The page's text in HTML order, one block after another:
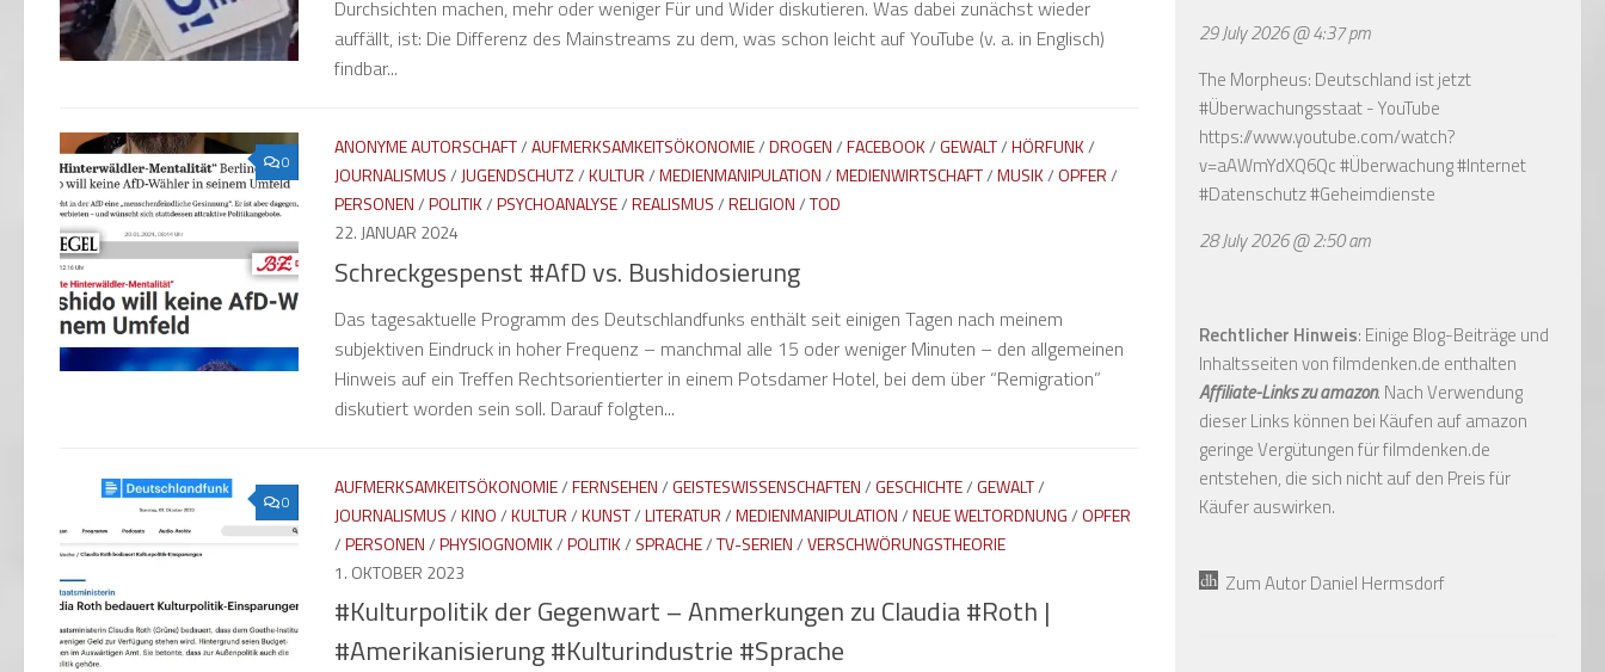
Durchsichten machen, mehr oder weniger Für und Wider diskutieren. Was dabei zunächst wieder
auffällt, ist: Die Differenz des Mainstreams zu dem, was schon leicht auf YouTube (v. a. in Englisch)
findbar...
0
ANONYME AUTORSCHAFT/AUFMERKSAMKEITSÖKONOMIE/DROGEN/FACEBOOK/GEWALT/HÖRFUNK/
JOURNALISMUS/JUGENDSCHUTZ/KULTUR/MEDIENMANIPULATION/MEDIENWIRTSCHAFT/MUSIK/OPFER/
PERSONEN/POLITIK/PSYCHOANALYSE/REALISMUS/RELIGION/TOD
22. JANUAR 2024
Schreckgespenst #AfD vs. Bushidosierung
Das tagesaktuelle Programm des Deutschlandfunks enthält seit einigen Tagen nach meinem
subjektiven Eindruck in hoher Frequenz – manchmal alle 15 oder weniger Minuten – den allgemeinen
Hinweis auf ein Treffen Rechtsorientierter in einem Potsdamer Hotel, bei dem über “Remigration”
diskutiert worden sein soll. Darauf folgten...
0
AUFMERKSAMKEITSÖKONOMIE/FERNSEHEN/GEISTESWISSENSCHAFTEN/GESCHICHTE/GEWALT/
JOURNALISMUS/KINO/KULTUR/KUNST/LITERATUR/MEDIENMANIPULATION/NEUE WELTORDNUNG/OPFER
/PERSONEN/PHYSIOGNOMIK/POLITIK/ SPRACHE/TV-SERIEN/VERSCHWÖRUNGSTHEORIE
1. OKTOBER 2023
#Kulturpolitik der Gegenwart – Anmerkungen zu Claudia #Roth |
#Amerikanisierung #Kulturindustrie #Sprache
29 July 2026 @ 4:37 pm
The Morpheus: Deutschland ist jetzt
#Überwachungsstaat - YouTube
https://www.youtube.com/watch?
v=aAWmYdXQ6Qc#Überwachung #Internet
#Datenschutz #Geheimdienste
28 July 2026 @ 2:50 am
Rechtlicher Hinweis: Einige Blog-Beiträge und
Inhaltsseiten von filmdenken.de enthalten
Affiliate-Links zu amazon. Nach Verwendung
dieser Links können bei Käufen auf amazon
geringe Vergütungen für filmdenken.de
entstehen, die sich nicht auf den Preis für
Käufer auswirken.
Zum Autor Daniel Hermsdorf